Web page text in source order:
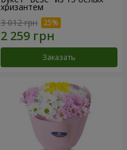
хризантем
3 012 грн
Заказать